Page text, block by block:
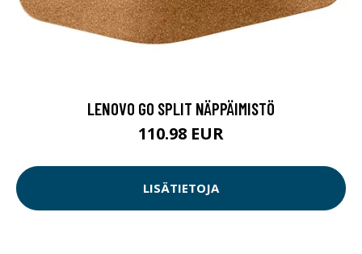
LENOVO GO SPLIT NÄPPÄIMISTÖ
110.98 EUR
LISÄTIETOJA